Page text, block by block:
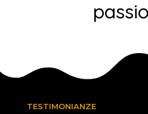
TESTIMONIANZE